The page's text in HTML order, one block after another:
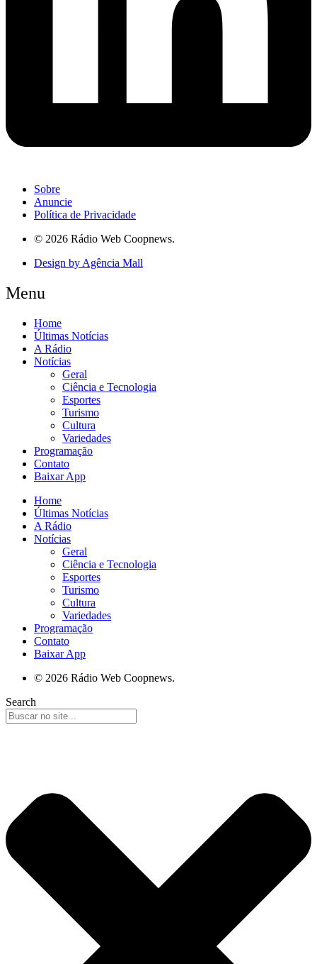
Sobre
Anuncie
Política de Privacidade
© 2026 Rádio Web Coopnews.
Design by Agência Mall
Menu
Home
Últimas Notícias
A Rádio
Notícias
Geral
Ciência e Tecnologia
Esportes
Turismo
Cultura
Variedades
Programação
Contato
Baixar App
Home
Últimas Notícias
A Rádio
Notícias
Geral
Ciência e Tecnologia
Esportes
Turismo
Cultura
Variedades
Programação
Contato
Baixar App
© 2026 Rádio Web Coopnews.
Search